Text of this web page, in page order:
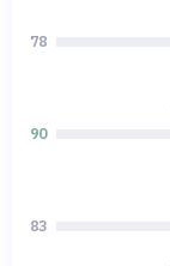
78
90
83